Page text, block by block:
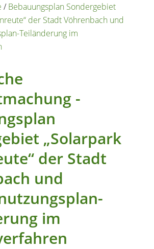
/Bebauungsplan Sondergebiet
der Stadt Vöhrenbach und
Teiländerung im
-
„Solarpark
der Stadt
und
im